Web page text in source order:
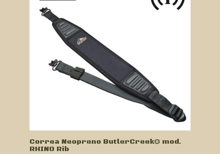
Correa Neopreno ButlerCreek® mod.
RHINO Rib